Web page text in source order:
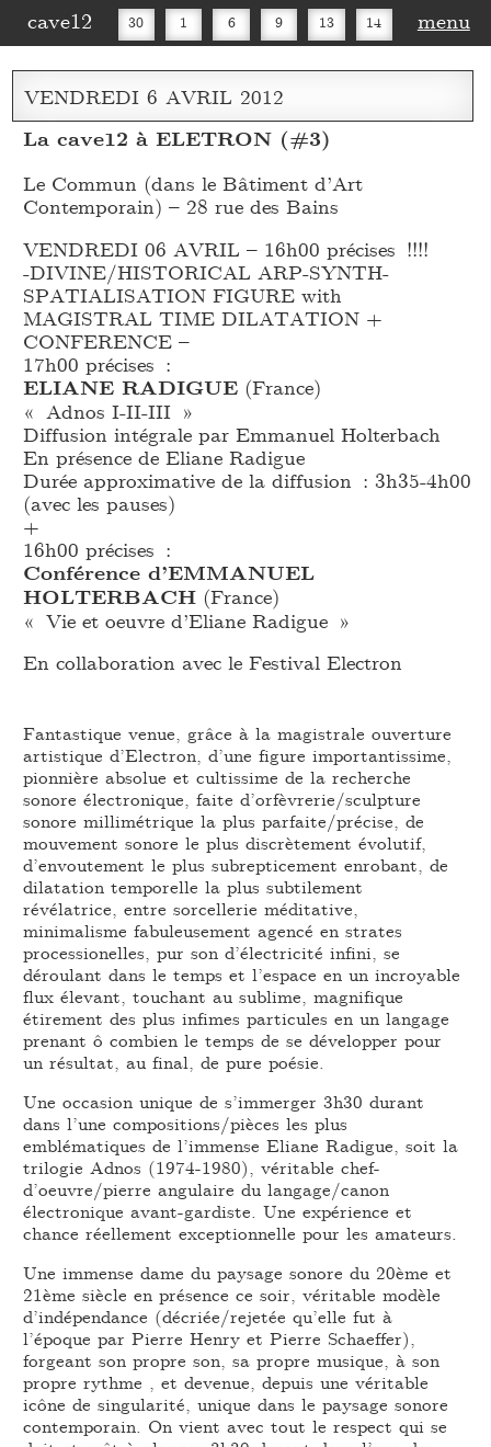
cave12 30 1 6 9 13 14
16 20 27 30
menu
VENDREDI 6 AVRIL 2012
La cave12 à ELETRON (#3)
Le Commun (dans le Bâtiment d’Art
Contemporain) – 28 rue des Bains
VENDREDI 06 AVRIL – 16h00 précises !!!!
-DIVINE/HISTORICAL ARP-SYNTH-
SPATIALISATION FIGURE with
MAGISTRAL TIME DILATATION +
CONFERENCE –
17h00 précises :
ELIANE RADIGUE (France)
« Adnos I-II-III »
Diffusion intégrale par Emmanuel Holterbach
En présence de Eliane Radigue
Durée approximative de la diffusion : 3h35-4h00
(avec les pauses)
+
16h00 précises :
Conférence d’EMMANUEL
HOLTERBACH (France)
« Vie et oeuvre d’Eliane Radigue »
En collaboration avec le Festival Electron
Fantastique venue, grâce à la magistrale ouverture
artistique d’Electron, d’une figure importantissime,
pionnière absolue et cultissime de la recherche
sonore électronique, faite d’orfèvrerie/sculpture
sonore millimétrique la plus parfaite/précise, de
mouvement sonore le plus discrètement évolutif,
d’envoutement le plus subrepticement enrobant, de
dilatation temporelle la plus subtilement
révélatrice, entre sorcellerie méditative,
minimalisme fabuleusement agencé en strates
processionelles, pur son d’électricité infini, se
déroulant dans le temps et l’espace en un incroyable
flux élevant, touchant au sublime, magnifique
étirement des plus infimes particules en un langage
prenant ô combien le temps de se développer pour
un résultat, au final, de pure poésie.
Une occasion unique de s’immerger 3h30 durant
dans l’une compositions/pièces les plus
emblématiques de l’immense Eliane Radigue, soit la
trilogie Adnos (1974-1980), véritable chef-
d’oeuvre/pierre angulaire du langage/canon
électronique avant-gardiste. Une expérience et
chance réellement exceptionnelle pour les amateurs.
Une immense dame du paysage sonore du 20ème et
21ème siècle en présence ce soir, véritable modèle
d’indépendance (décriée/rejetée qu’elle fut à
l’époque par Pierre Henry et Pierre Schaeffer),
forgeant son propre son, sa propre musique, à son
propre rythme , et devenue, depuis une véritable
icône de singularité, unique dans le paysage sonore
contemporain. On vient avec tout le respect qui se